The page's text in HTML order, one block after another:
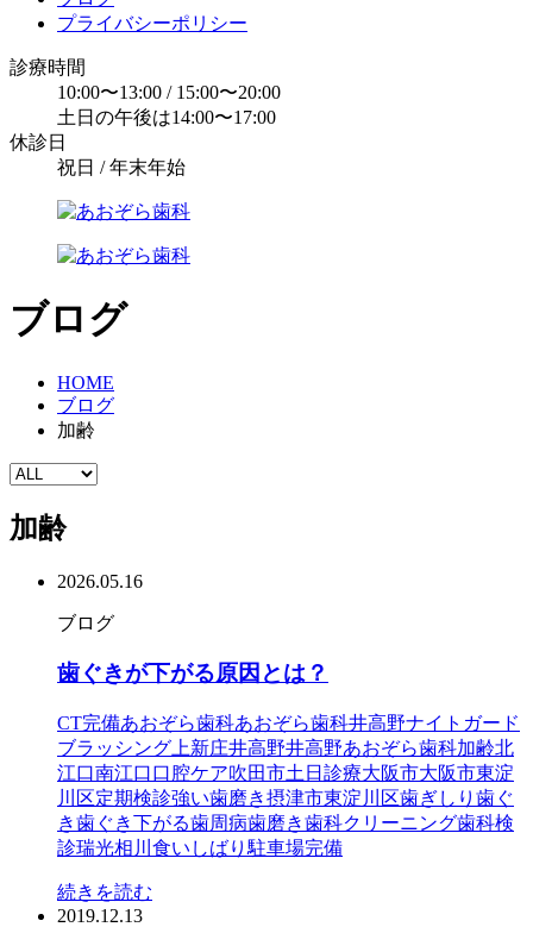
プライバシーポリシー
診療時間
10:00〜13:00 / 15:00〜20:00
土日の午後は14:00〜17:00
休診日
祝日 / 年末年始
ブログ
HOME
ブログ
加齢
加齢
2026.05.16
ブログ
歯ぐきが下がる原因とは？
CT完備あおぞら歯科あおぞら歯科井高野ナイトガード
ブラッシング 上新庄井高野井高野あおぞら歯科加齢北
江口南江口口腔ケア吹田市土日診療大阪市大阪市東淀
川区定期検診強い歯磨き摂津市東淀川区歯ぎしり 歯ぐ
き歯ぐき下がる歯周病歯磨き歯科クリーニング歯科検
診瑞光相川 食いしばり 駐車場完備
続きを読む
2019.12.13